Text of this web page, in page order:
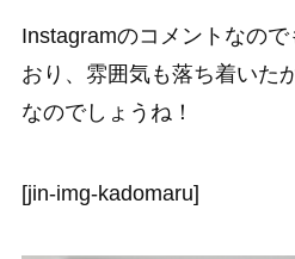
Instagramのコメントなの
おり、雰囲気も落ち着いた
なのでしょうね！
[jin-img-kadomaru]